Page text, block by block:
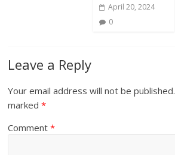
April 20, 2024
0
Leave a Reply
Your email address will not be published.
marked*
Comment*